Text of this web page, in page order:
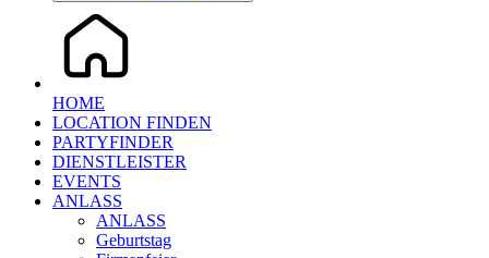
HOME
LOCATION FINDEN
PARTYFINDER
DIENSTLEISTER
EVENTS
ANLASS
ANLASS
Geburtstag